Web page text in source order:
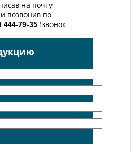
на почту
позвонив по
444-79-35 (звонок
изделий
с производственных площадок,
Новосибирске,Санкт-
,Хабаровске,Ростове-на
,Симферополе